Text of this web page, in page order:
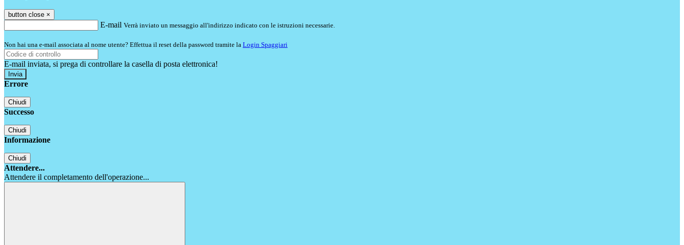
button close ×
E-mail Verrà inviato un messaggio all'indirizzo indicato con le istruzioni necessarie.
Non hai una e-mail associata al nome utente? Effettua il reset della password tramite la Login Spaggiari
E-mail inviata, si prega di controllare la casella di posta elettronica!
Errore
Chiudi
Successo
Chiudi
Informazione
Chiudi
Attendere...
Attendere il completamento dell'operazione...